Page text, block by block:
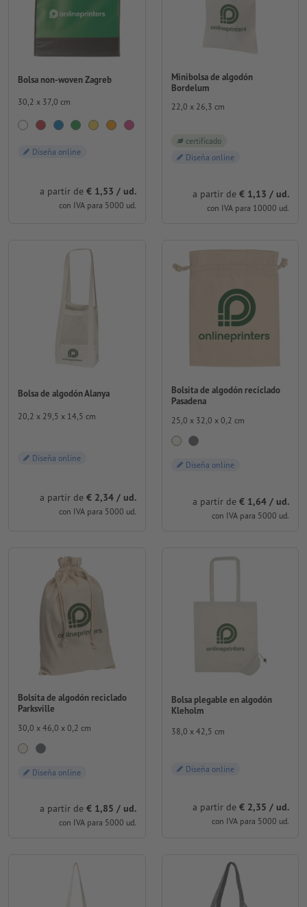
Bolsa non-woven Zagreb
30,2 x 37,0 cm
Diseña online
a partir de € 1,53 / ud.
con IVA para 5000 ud.
Minibolsa de algodón
Bordelum
22,0 x 26,3 cm
certificado
Diseña online
a partir de € 1,13 / ud.
con IVA para 10000 ud.
Bolsa de algodón Alanya
20,2 x 29,5 x 14,5 cm
Diseña online
a partir de € 2,34 / ud.
con IVA para 5000 ud.
Bolsita de algodón reciclado
Pasadena
25,0 x 32,0 x 0,2 cm
Diseña online
a partir de € 1,64 / ud.
con IVA para 5000 ud.
Bolsita de algodón reciclado
Parksville
30,0 x 46,0 x 0,2 cm
Diseña online
a partir de € 1,85 / ud.
con IVA para 5000 ud.
Bolsa plegable en algodón
Kleholm
38,0 x 42,5 cm
Diseña online
a partir de € 2,35 / ud.
con IVA para 5000 ud.